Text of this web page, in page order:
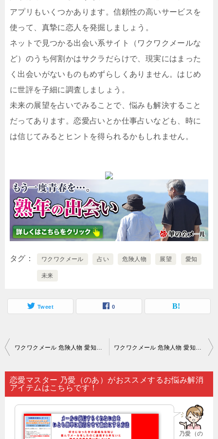
アプリもいくつかあります。信頼性の高いサービスを
使って、真摯に恋人を発掘しましょう。
ネットで見つかる出会い系サイト（ワクワクメールな
ど）のうち何割かはサクラだらけで、現実にはまった
く出会いがないものもめずらしくありません。はじめ
に世評を子細に調査しましょう。
未来の展望を占いでみることで、悩みも解決すること
だってあります。恋愛占いとか仕事占いなども、時に
は信じてみるとヒントを得られるかもしれません。
タグ ワクワクメール 占い 危険人物 展望 愛知
未来
Tweet 0
投
ナ
ビ
ワクワクメール 危険人物 愛知｜ハンサム…。 ワクワクメール 危険人物 愛知｜出会い系サイト（ワクワクメールなど）に登録して恋愛相手を発見しようとしても…。
恋愛マスター 乃愛（のあ）がおススメするお悩み解消
アイテムはこちらです！
乃愛（の